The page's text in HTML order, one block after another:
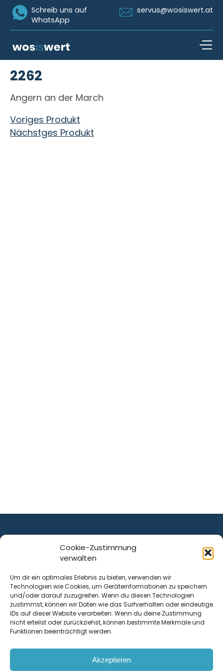
Cookie-Zustimmung
verwalten
Um dir ein optimales Erlebnis zu bieten, verwenden wir
Technologien wie Cookies, um Geräteinformationen zu speichern
und/oder darauf zuzugreifen. Wenn du diesen Technologien
zustimmst, können wir Daten wie das Surfverhalten oder eindeutige
IDs auf dieser Website verarbeiten. Wenn du deine Zustimmung
nicht erteilst oder zurückziehst, können bestimmte Merkmale und
Funktionen beeinträchtigt werden.
Akzeptieren
Icon Whatsapp
Schreib uns auf
WhatsApp
Icon Email
servus@wosiswert.at
2262
Angern an der March
Beitragsnavigation
Voriges Produkt
Nächstges Produkt
ist ein Service von
Krenn Real GmbH
Tischlerstraße 12
4050Traun| Österreich
Kontakt